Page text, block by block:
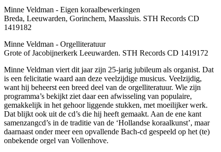
Minne Veldman - Eigen koraalbewerkingen
Breda, Leeuwarden, Gorinchem, Maassluis. STH Records CD
1419182
Minne Veldman - Orgelliteratuur
Grote of Jacobijnerkerk Leeuwarden. STH Records CD 1419172
Minne Veldman viert dit jaar zijn 25-jarig jubileum als organist. Dat
is een felicitatie waard aan deze veelzijdige musicus. Veelzijdig,
want hij beheerst een breed deel van de orgelliteratuur. Wie zijn
programma’s bekijkt ziet daar een afwisseling van populaire,
gemakkelijk in het gehoor liggende stukken, met moeilijker werk.
Dat blijkt ook uit de cd’s die hij heeft gemaakt. Aan de ene kant
samenzangcd’s in de traditie van de ‘Hollandse koraalkunst’, maar
daarnaast onder meer een opvallende Bach-cd gespeeld op het (te)
onbekende orgel van Vollenhove.